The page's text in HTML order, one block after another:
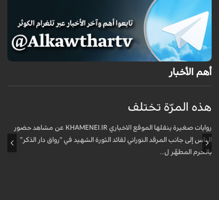
أهم الأخبار
هذه المرّة تختلف
روايات صغيرة ينقلها الموقع الاخباري KHAMENEI.IR عن مشاهد حضور
الناس إلى جانب المرقد النوراني لقائد الثورة الشهيد في "رواق دار الذكر"
بالحرم المطهّر ل...